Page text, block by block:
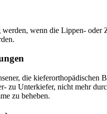
wenn die Lippen- oder
die kieferorthopädischen
zu Unterkiefer, nicht mehr
zu beheben.